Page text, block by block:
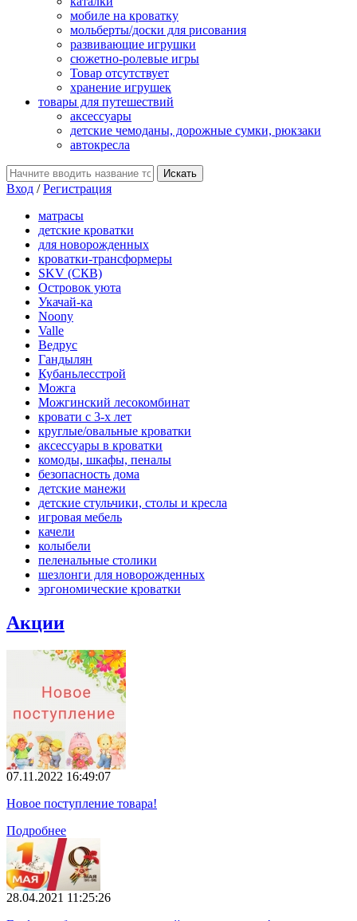
мобиле на кроватку
мольберты/доски для рисования
развивающие игрушки
сюжетно-ролевые игры
Товар отсутствует
хранение игрушек
товары для путешествий
аксессуары
детские чемоданы, дорожные сумки, рюкзаки
автокресла
Вход /Регистрация
матрасы
детские кроватки
для новорожденных
кроватки-трансформеры
SKV (СКВ)
Островок уюта
Укачай-ка
Noony
Valle
Ведрус
Гандылян
Кубаньлесстрой
Можга
Можгинский лесокомбинат
кровати с 3-х лет
круглые/овальные кроватки
аксессуары в кроватки
комоды, шкафы, пеналы
безопасность дома
детские манежи
детские стульчики, столы и кресла
игровая мебель
качели
колыбели
пеленальные столики
шезлонги для новорожденных
эргономические кроватки
Акции
07.11.2022 16:49:07
Новое поступление товара!
Подробнее
28.04.2021 11:25:26